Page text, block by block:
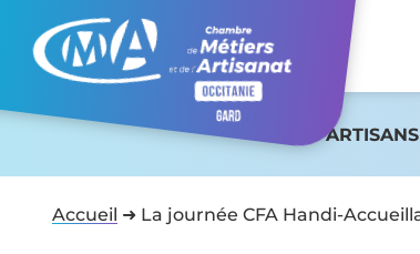
ARTISANS
Accueil ➜ La journée CFA Handi-